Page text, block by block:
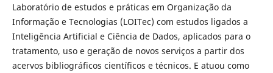
Laboratório de estudos e práticas em Organização da
Informação e Tecnologias (LOITec) com estudos ligados a
Inteligência Artificial e Ciência de Dados, aplicados para o
tratamento, uso e geração de novos serviços a partir dos
acervos bibliográficos científicos e técnicos. E atuou como